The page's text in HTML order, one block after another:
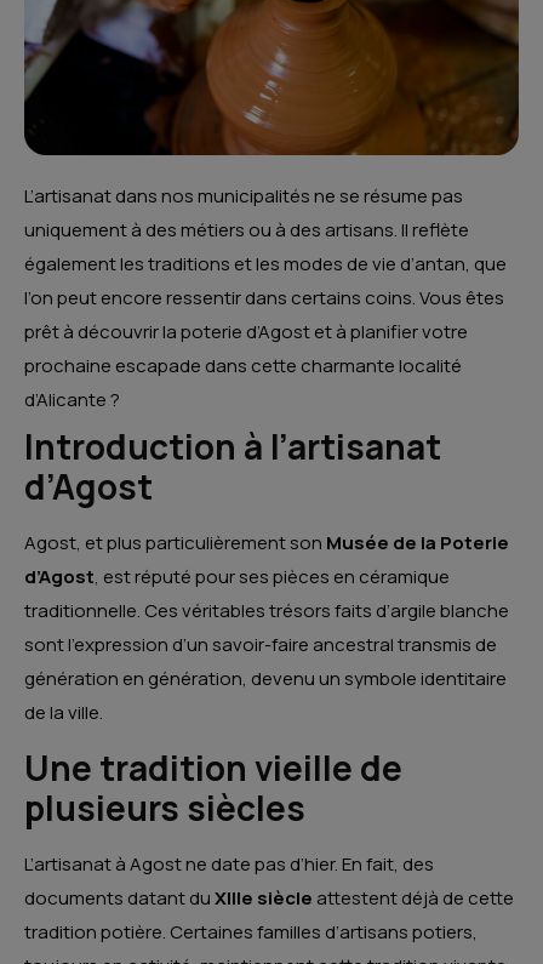
L’artisanat dans nos municipalités ne se résume pas
uniquement à des métiers ou à des artisans. Il reflète
également les traditions et les modes de vie d’antan, que
l’on peut encore ressentir dans certains coins. Vous êtes
prêt à découvrir la poterie d’Agost et à planifier votre
prochaine escapade dans cette charmante localité
d’Alicante ?
Introduction à l’artisanat
d’Agost
Agost, et plus particulièrement son Musée de la Poterie
d’Agost, est réputé pour ses pièces en céramique
traditionnelle. Ces véritables trésors faits d’argile blanche
sont l’expression d’un savoir-faire ancestral transmis de
génération en génération, devenu un symbole identitaire
de la ville.
Une tradition vieille de
plusieurs siècles
L’artisanat à Agost ne date pas d’hier. En fait, des
documents datant duXIIIe siècle attestent déjà de cette
tradition potière. Certaines familles d’artisans potiers,